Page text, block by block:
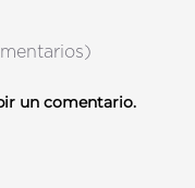
un comentario.